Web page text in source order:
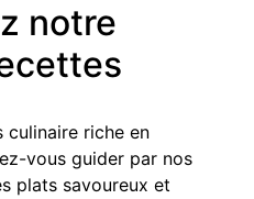
notre
culinaire riche en
vous guider par nos
plats savoureux et